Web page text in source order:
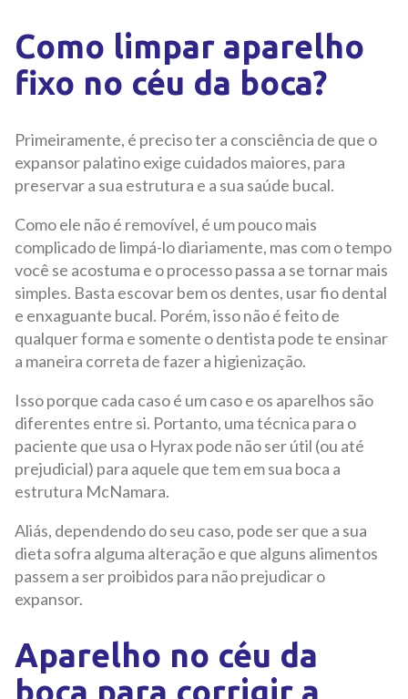
Como limpar aparelho
fixo no céu da boca?
Primeiramente, é preciso ter a consciência de que o
expansor palatino exige cuidados maiores, para
preservar a sua estrutura e a sua saúde bucal.
Como ele não é removível, é um pouco mais
complicado de limpá-lo diariamente, mas com o tempo
você se acostuma e o processo passa a se tornar mais
simples. Basta escovar bem os dentes, usar fio dental
e enxaguante bucal. Porém, isso não é feito de
qualquer forma e somente o dentista pode te ensinar
a maneira correta de fazer a higienização.
Isso porque cada caso é um caso e os aparelhos são
diferentes entre si. Portanto, uma técnica para o
paciente que usa o Hyrax pode não ser útil (ou até
prejudicial) para aquele que tem em sua boca a
estrutura McNamara.
Aliás, dependendo do seu caso, pode ser que a sua
dieta sofra alguma alteração e que alguns alimentos
passem a ser proibidos para não prejudicar o
expansor.
Aparelho no céu da